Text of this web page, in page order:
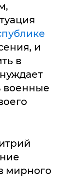
и
в
военные
мирного